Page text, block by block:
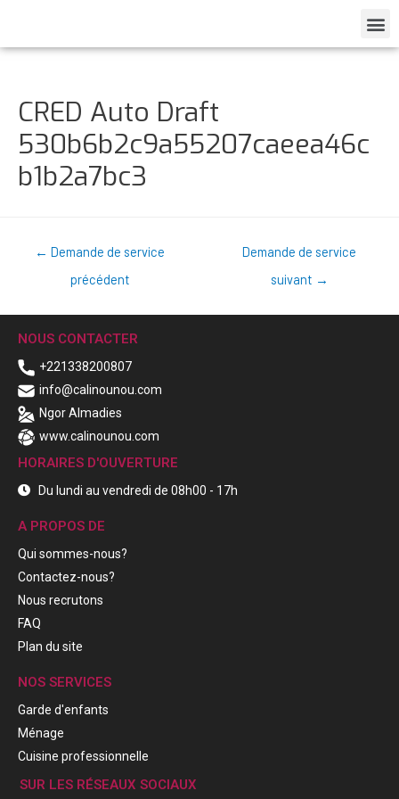
CRED Auto Draft
530b6b2c9a55207caeea46c
b1b2a7bc3
← Demande de service
précédent
Demande de service
suivant →
NOUS CONTACTER
+221338200807
info@calinounou.com
Ngor Almadies
www.calinounou.com
HORAIRES D'OUVERTURE
Du lundi au vendredi de 08h00 - 17h
A PROPOS DE
Qui sommes-nous?
Contactez-nous?
Nous recrutons
FAQ
Plan du site
NOS SERVICES
Garde d'enfants
Ménage
Cuisine professionnelle
SUR LES RÉSEAUX SOCIAUX